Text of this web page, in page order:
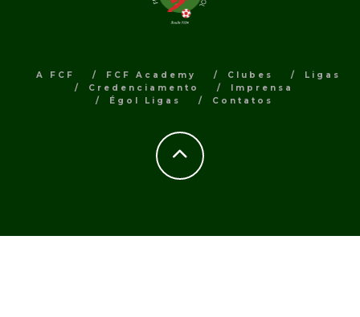
A FCF FCF Academy Clubes
Ligas
Credenciamento
Imprensa
Égol Ligas
Contatos